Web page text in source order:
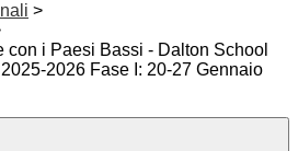
>
con i Paesi Bassi - Dalton School
2026 Fase I: 20-27 Gennaio